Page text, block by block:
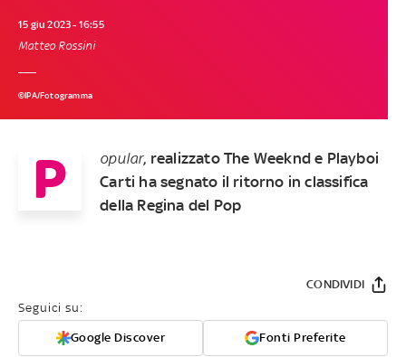
15 giu 2023 - 16:55
Matteo Rossini
©IPA/Fotogramma
P opular, realizzato The Weeknd e Playboi
Carti ha segnato il ritorno in classifica
della Regina del Pop
Seguici su:
Google Discover Fonti Preferite
CONDIVIDI